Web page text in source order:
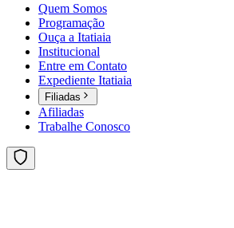
Quem Somos
Programação
Ouça a Itatiaia
Institucional
Entre em Contato
Expediente Itatiaia
Filiadas
Afiliadas
Trabalhe Conosco